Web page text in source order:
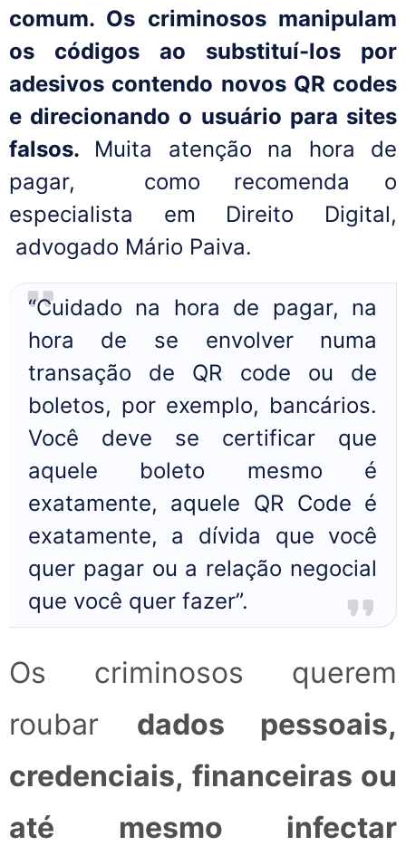
comum. Os criminosos manipulam
os códigos ao substituí-los por
adesivos contendo novos QR codes
e direcionando o usuário para sites
falsos. Muita atenção na hora de
pagar, como recomenda o
especialista em Direito Digital,
advogado Mário Paiva.
“Cuidado na hora de pagar, na
hora de se envolver numa
transação de QR code ou de
boletos, por exemplo, bancários.
Você deve se certificar que
aquele boleto mesmo é
exatamente, aquele QR Code é
exatamente, a dívida que você
quer pagar ou a relação negocial
que você quer fazer”.
Os criminosos querem
roubar
dados pessoais,
credenciais, financeiras ou
até mesmo infectar